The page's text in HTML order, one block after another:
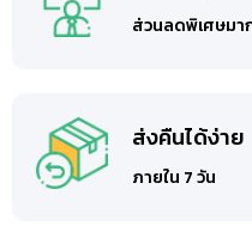
ส่วนลดพิเศษมา
ส่งคืนได้ง่าย
ภายใน 7 วัน